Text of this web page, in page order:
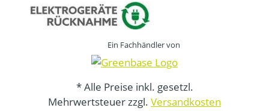
Ein Fachhändler von
* Alle Preise inkl. gesetzl.
Mehrwertsteuer zzgl. Versandkosten